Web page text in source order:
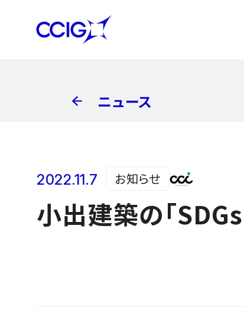
ニュース
2022.11.7 お知らせ
小出建築の「